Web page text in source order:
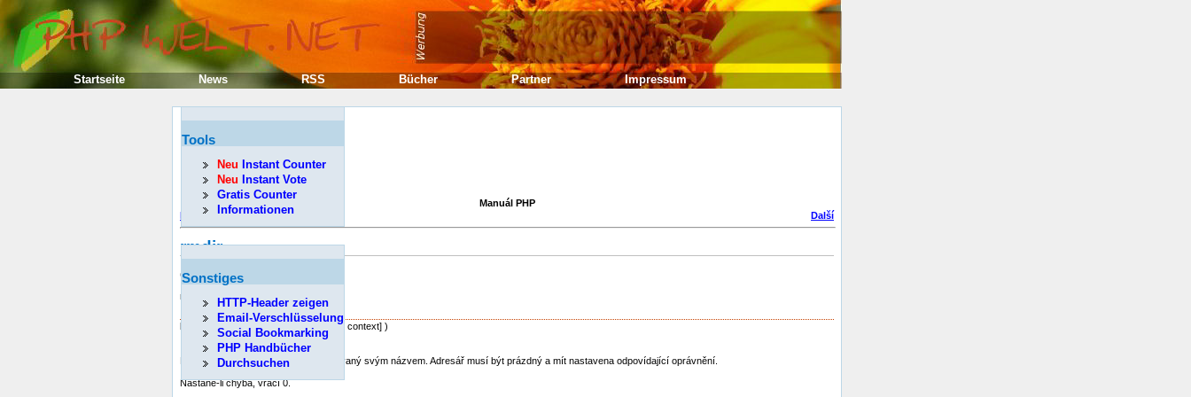
Manuál PHP
Předcházející
Další
rmdir
(PHP 3, PHP 4, PHP 5)
rmdir -- Odstraní adresář
Popis
bool rmdir ( string dirname [, resource context] )
Pokusí se odstranit adresář specifikovaný svým názvem. Adresář musí být prázdný a mít nastavena odpovídající oprávnění.
Nastane-li chyba, vrací 0.
Tools
Neu Instant Counter
Neu Instant Vote
Gratis Counter
Informationen
Sonstiges
HTTP-Header zeigen
Email-Verschlüsselung
Social Bookmarking
PHP Handbücher
Durchsuchen
Startseite News RSS Bücher Partner Impressum